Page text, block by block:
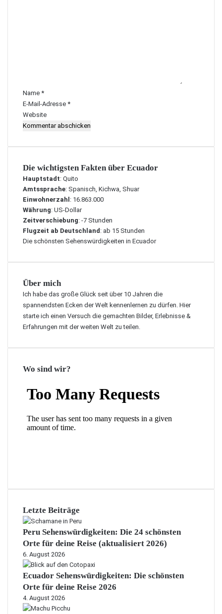
r
*
Name *
E-Mail-Adresse *
Website
Die wichtigsten Fakten über Ecuador
Hauptstadt: Quito
Amtssprache: Spanisch, Kichwa, Shuar
Einwohnerzahl : 16.863.000
Währung: US-Dollar
Zeitverschiebung: -7 Stunden
Flugzeit ab Deutschland : ab 15 Stunden
Die schönsten Sehenswürdigkeiten in Ecuador
Über mich
Ich habe das große Glück seit über 10 Jahren die
spannendsten Ecken der Welt kennenlernen zu dürfen. Hier
starte ich einen Versuch die gemachten Bilder, Erlebnisse &
Erfahrungen mit der weiten Welt zu teilen.
Wo sind wir?
Letzte Beiträge
Peru Sehenswürdigkeiten: Die 24 schönsten
Orte für deine Reise (aktualisiert 2026)
6. August 2026
Ecuador Sehenswürdigkeiten: Die schönsten
Orte für deine Reise 2026
4. August 2026